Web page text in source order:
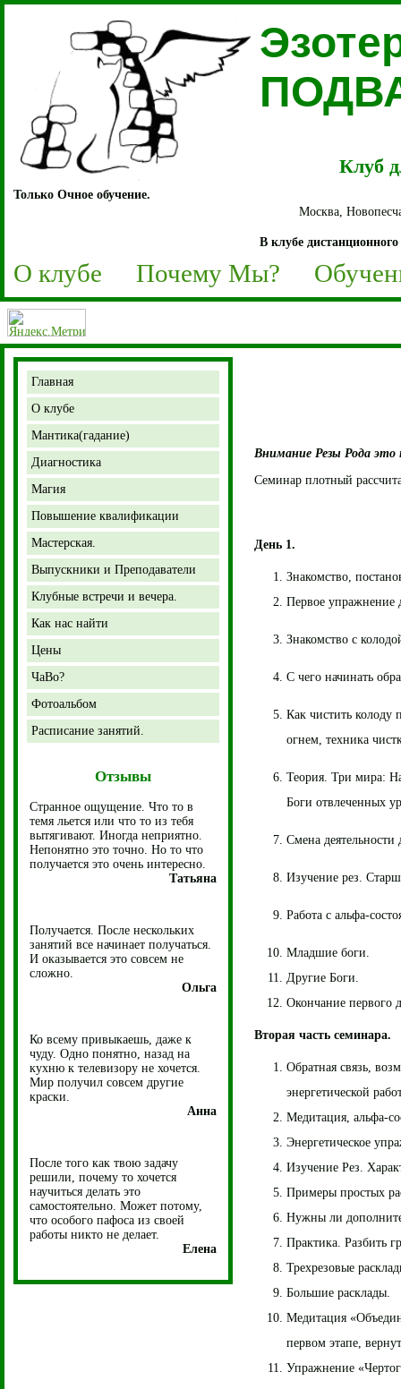
Только Очное обучение.
Клуб
Москва,
В клубе дистанционного
О клубе Почему Мы?
Главная
О клубе
Мантика(гадание)
Диагностика
Магия
Повышение квалификации
Мастерская.
Выпускники и Преподаватели
Клубные встречи и вечера.
Как нас найти
Цены
ЧаВо?
Фотоальбом
Расписание занятий.
Отзывы
Странное ощущение. Что то в
темя льется или что то из тебя
вытягивают. Иногда неприятно.
Непонятно это точно. Но то что
получается это очень интересно.
Татьяна
Получается. После нескольких
занятий все начинает получаться.
И оказывается это совсем не
сложно.
Ольга
Ко всему привыкаешь, даже к
чуду. Одно понятно, назад на
кухню к телевизору не хочется.
Мир получил совсем другие
краски.
Анна
После того как твою задачу
решили, почему то хочется
научиться делать это
самостоятельно. Может потому,
что особого пафоса из своей
работы никто не делает.
Елена
Внимание Резы Рода это
Семинар плотный
День 1.
Знакомство,
Первое упражнение
Знакомство с
С чего начинать
Как чистить колоду
огнем, техника
Теория. Три мира:
Боги отвлеченных
Смена
Изучение рез.
Работа с альфа-
Младшие боги.
Другие Боги.
Окончание первого
Вторая часть семинара.
Обратная связь,
энергетической
Медитация, альфа-
Энергетическое
Изучение Рез.
Примеры простых
Нужны ли
Практика. Разбить
Трехрезовые
Большие расклады.
Медитация
первом этапе,
Упражнение